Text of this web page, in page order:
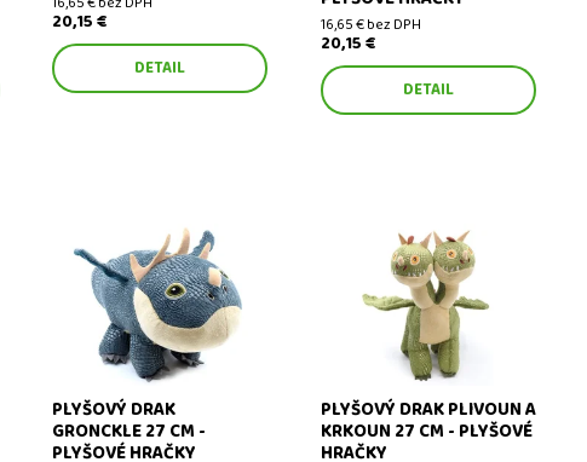
20,15 €
DETAIL
16,65 € bez DPH
20,15 €
DETAIL
Plyšový drak Gronckle 27 cm -
plyšové hračky
PLYŠOVÝ DRAK
GRONCKLE 27 CM -
PLYŠOVÉ HRAČKY
Plyšový drak Plivoun a Krkoun
27 cm - plyšové hračky
PLYŠOVÝ DRAK PLIVOUN A
KRKOUN 27 CM - PLYŠOVÉ
HRAČKY